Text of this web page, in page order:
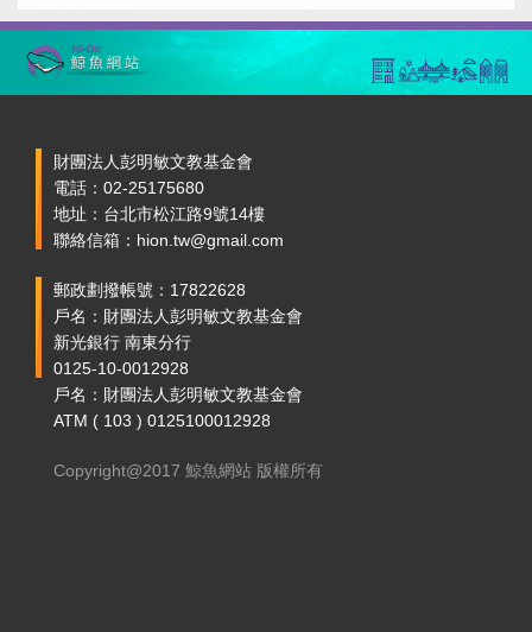
財團法人彭明敏文教基金會
電話：02-25175680
地址：台北市松江路9號14樓
聯絡信箱：hion.tw@gmail.com
郵政劃撥帳號：17822628
戶名：財團法人彭明敏文教基金會
新光銀行 南東分行
0125-10-0012928
戶名：財團法人彭明敏文教基金會
ATM ( 103 ) 0125100012928
Copyright@2017 鯨魚網站 版權所有